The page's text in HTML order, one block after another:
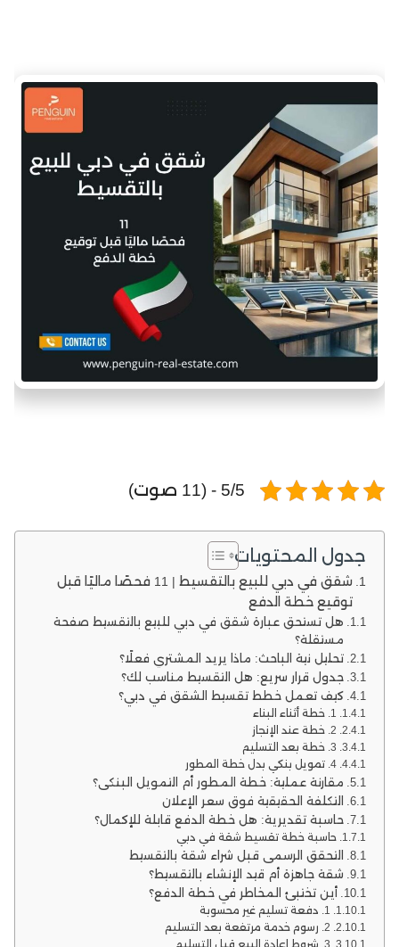
5/5 - (11 صوت)
جدول المحتويات
شقق في دبي للبيع بالتقسيط | 11 فحصًا ماليًا قبل
توقيع خطة الدفع
هل تستحق عبارة شقق في دبي للبيع بالتقسيط صفحة
مستقلة؟
تحليل نية الباحث: ماذا يريد المشتري فعلًا؟
جدول قرار سريع: هل التقسيط مناسب لك؟
كيف تعمل خطط تقسيط الشقق في دبي؟
1. خطة أثناء البناء
2. خطة عند الإنجاز
3. خطة بعد التسليم
4. تمويل بنكي بدل خطة المطور
مقارنة عملية: خطة المطور أم التمويل البنكي؟
التكلفة الحقيقية فوق سعر الإعلان
حاسبة تقديرية: هل خطة الدفع قابلة للإكمال؟
حاسبة خطة تقسيط شقة في دبي
التحقق الرسمي قبل شراء شقة بالتقسيط
شقة جاهزة أم قيد الإنشاء بالتقسيط؟
أين تختبئ المخاطر في خطة الدفع؟
1. دفعة تسليم غير محسوبة
2. رسوم خدمة مرتفعة بعد التسليم
3. شروط إعادة البيع قبل التسليم